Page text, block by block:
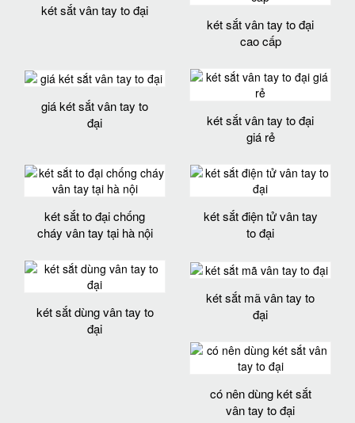
két sắt vân tay to đại
két sắt vân tay to đại
cao cấp
giá két sắt vân tay to
đại
két sắt vân tay to đại
giá rẻ
két sắt to đại chống
cháy vân tay tại hà nội
két sắt điện tử vân tay
to đại
két sắt dùng vân tay to
đại
két sắt mã vân tay to
đại
có nên dùng két sắt
vân tay to đại